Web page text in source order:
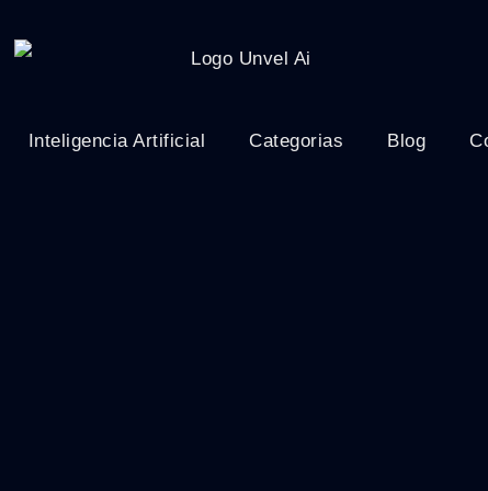
Inteligencia Artificial Categorias Blog